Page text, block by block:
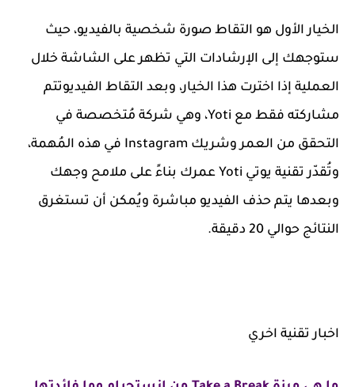
الخيار الأول هو التقاط صورة شخصية بالفيديو، حيث
ستوجهك إلى الإرشادات التي تظهر على الشاشة خلال
العملية إذا اخترت هذا الخيار، وبعد التقاط الفيديوتتم
مشاركته فقط مع Yoti، وهي شركة مُتخصصة في
التحقق من العمر وشريك Instagram في هذه المُهمة،
وتُقدّر تقنية يوتي Yoti عمرك بناءً على ملامح وجهك
وبعدها يتم حذف الفيديو مباشرة ويُمكن أن تستغرق
النتائج حوالي 20 دقيقة.
اخبار تقنية اخري